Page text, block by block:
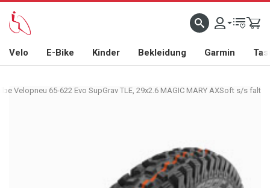
Velo E-Bike Kinder Bekleidung Garmin
Velopneu 65-622 Evo SupGrav TLE, 29x2.6 MAGIC MARY AXSoft s/s falt